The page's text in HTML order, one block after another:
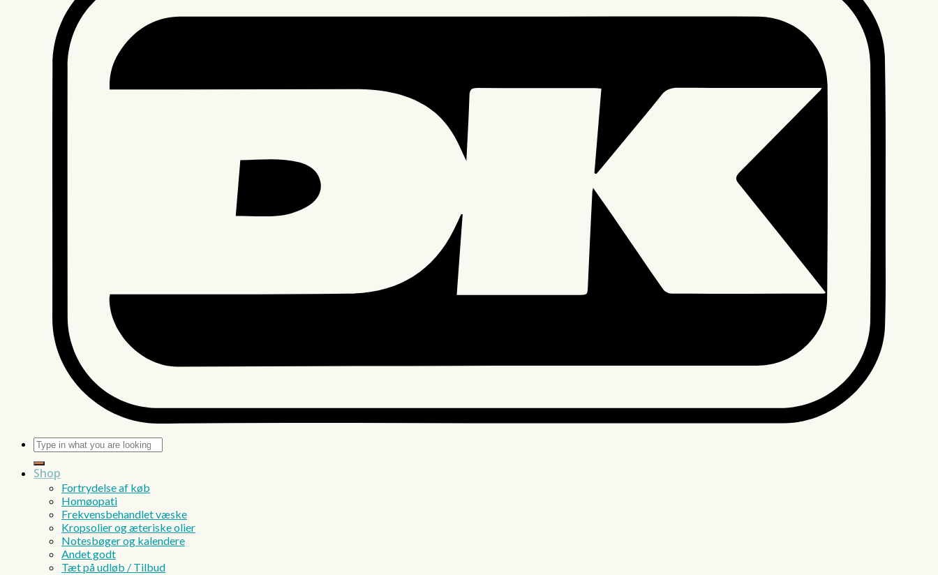
Søg
efter:
Shop
Fortrydelse af køb
Homøopati
Frekvensbehandlet væske
Kropsolier og æteriske olier
Notesbøger og kalendere
Andet godt
Tæt på udløb / Tilbud